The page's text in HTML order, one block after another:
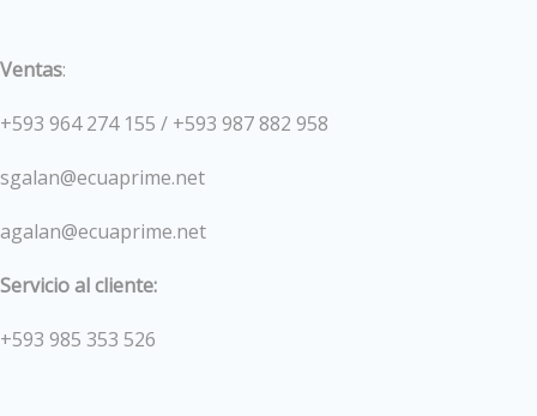
Ventas:
+593 964 274 155 / +593 987 882 958
sgalan@ecuaprime.net
agalan@ecuaprime.net
Servicio al cliente:
+593 985 353 526